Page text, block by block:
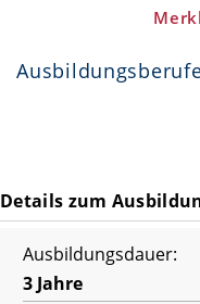
Details zum
Ausbildungsdauer:
3 Jahre